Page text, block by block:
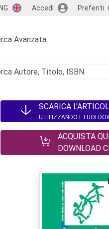
Accedi Preferiti
Avanzata
SCARICA
UTILIZZANDO I TUOI
ACQUISTA
DOWNLOAD